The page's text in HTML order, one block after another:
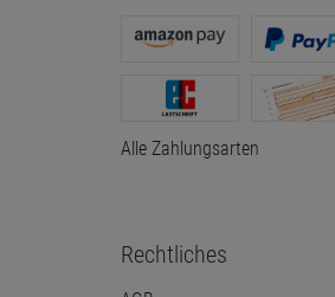
Alle Zahlungsarten
Rechtliches